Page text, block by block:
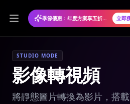
季節優惠：年度方案享五折優惠 立即
STUDIO MODE
影像轉視頻
將靜態圖片轉換為影片，搭